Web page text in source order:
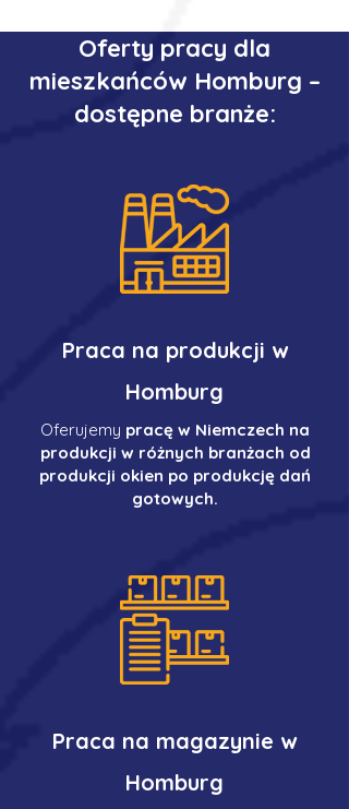
Oferty pracy dla
mieszkańców Homburg –
dostępne branże:
Praca na produkcji w
Homburg
Oferujemy pracę w Niemczech na
produkcji w różnych branżach od
produkcji okien po produkcję dań
gotowych.
Praca na magazynie w
Homburg